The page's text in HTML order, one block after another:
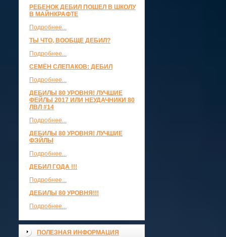
РЕБЕНОК ДЕБИЛ ПОШЕЛ В ШКОЛУ
В МАЙНКРАФТЕ
Подробнее...
ТЫ ЧТО, ВООБЩЕ ДЕБИЛ?
Подробнее...
СЕМЁН СЛЕПАКОВ: ДЕБИЛ
Подробнее...
ДЕБИЛЫ 80 УРОВНЯ! ЛУЧШИЕ
ФЕЙЛЫ 2017 ИЛИ НЕУДАЧНИКИ 80
ЛВЛ #14
Подробнее...
ДЕБИЛЫ 80 УРОВНЯ! ЛУЧШИЕ
ФЭЙЛЫ
Подробнее...
ДЕБИЛ ГОДА !!!
Подробнее...
ДЕБИЛЫ 80 УРОВНЯ!!!
Подробнее...
ПОЛЕЗНАЯ ИНФОРМАЦИЯ